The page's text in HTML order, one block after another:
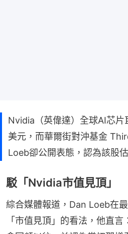
Nvidia（英偉達）全球AI芯
美元，而華爾街對沖基金
Loeb卻公開表態，認為該股
駁「Nvidia市值見頂」
綜合媒體報道，Dan Loeb在
「市值見頂」的看法，他直